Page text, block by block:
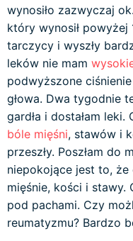
wynosiło zazwyczaj
który wynosił powyżej
tarczycy i wyszły
leków nie mam
podwyższone
głowa. Dwa tygodnie
gardła i dostałam
bóle mięśni, stawów i
przeszły. Poszłam do
niepokojące jest to, że
mięśnie, kości i stawy.
pod pachami. Czy
reumatyzmu? Bardzo